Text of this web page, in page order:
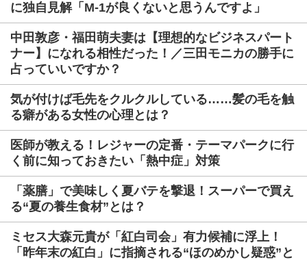
に独自見解「M-1が良くないと思うんですよ」
中田敦彦・福田萌夫妻は【理想的なビジネスパート
ナー】になれる相性だった！／三田モニカの勝手に
占っていいですか？
気が付けば毛先をクルクルしている……髪の毛を触
る癖がある女性の心理とは？
医師が教える！レジャーの定番・テーマパークに行
く前に知っておきたい「熱中症」対策
「薬膳」で美味しく夏バテを撃退！スーパーで買え
る“夏の養生食材”とは？
ミセス大森元貴が「紅白司会」有力候補に浮上！
「昨年末の紅白」に指摘される“ほのめかし疑惑”と